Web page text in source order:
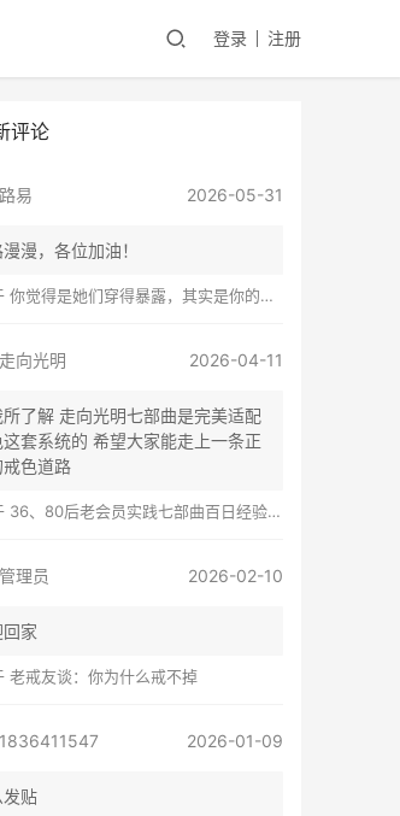
登录 注册
评论
路易 2026-05-31
漫，各位加油！
你觉得是她们穿得暴露，其实是你的心在着火
走向光明 2026-04-11
了解 走向光明七部曲是完美适配
这套系统的 希望大家能走上一条正
色道路
36、80后老会员实践七部曲百日经验谈兼苦口忠言
管理员 2026-02-10
家
老戒友谈：你为什么戒不掉
1836411547 2026-01-09
发贴